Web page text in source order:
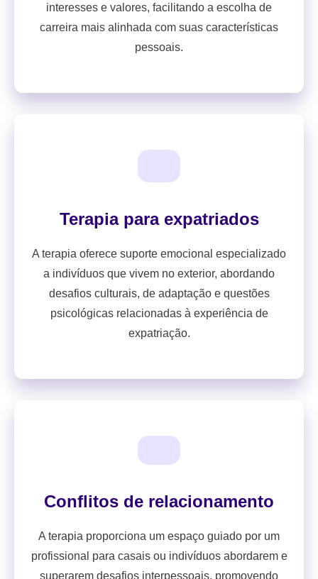
interesses e valores, facilitando a escolha de
carreira mais alinhada com suas características
pessoais.
Terapia para expatriados
A terapia oferece suporte emocional especializado
a indivíduos que vivem no exterior, abordando
desafios culturais, de adaptação e questões
psicológicas relacionadas à experiência de
expatriação.
Conflitos de relacionamento
A terapia proporciona um espaço guiado por um
profissional para casais ou indivíduos abordarem e
superarem desafios interpessoais, promovendo